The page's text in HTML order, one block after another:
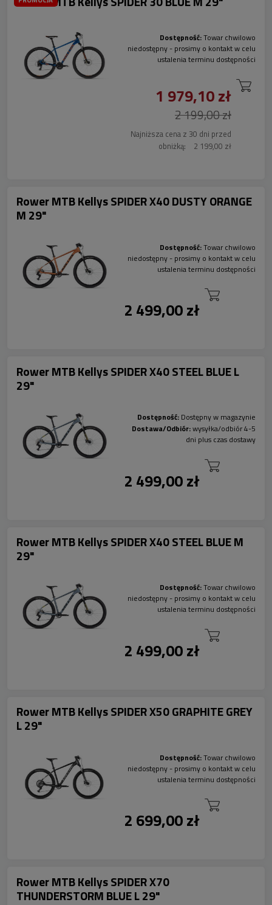
Dostępność:Towar chwilowo
niedostępny - prosimy o kontakt w celu
ustalenia terminu dostępności
1 979,10 zł
2 199,00 zł
Najniższa cena z 30 dni przed
obniżką:
2 199,00 zł
Rower MTB Kellys SPIDER X40 DUSTY ORANGE
M 29"
Dostępność:Towar chwilowo
niedostępny - prosimy o kontakt w celu
ustalenia terminu dostępności
2 499,00 zł
Rower MTB Kellys SPIDER X40 STEEL BLUE L
29"
Dostępność: Dostępny w magazynie
Dostawa/Odbiór:wysyłka/odbiór 4-5
dni plus czas dostawy
2 499,00 zł
Rower MTB Kellys SPIDER X40 STEEL BLUE M
29"
Dostępność:Towar chwilowo
niedostępny - prosimy o kontakt w celu
ustalenia terminu dostępności
2 499,00 zł
Rower MTB Kellys SPIDER X50 GRAPHITE GREY
L 29"
Dostępność:Towar chwilowo
niedostępny - prosimy o kontakt w celu
ustalenia terminu dostępności
2 699,00 zł
Rower MTB Kellys SPIDER X70
THUNDERSTORM BLUE L 29"